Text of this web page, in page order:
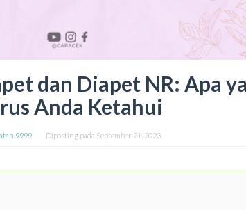
dan Diapet NR: Apa
Anda Ketahui
9999 Diposting pada September 21, 2023